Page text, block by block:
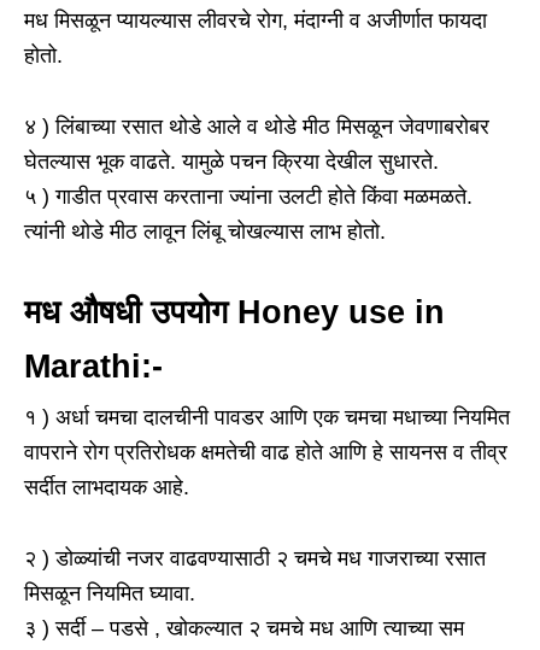
मध मिसळून प्यायल्यास लीवरचे रोग, मंदाग्नी व अजीर्णात फायदा
होतो.
४ ) लिंबाच्या रसात थोडे आले व थोडे मीठ मिसळून जेवणाबरोबर
घेतल्यास भूक वाढते. यामुळे पचन क्रिया देखील सुधारते.
५ ) गाडीत प्रवास करताना ज्यांना उलटी होते किंवा मळमळते.
त्यांनी थोडे मीठ लावून लिंबू चोखल्यास लाभ होतो.
मध औषधी उपयोग Honey use in
Marathi:-
१ ) अर्धा चमचा दालचीनी पावडर आणि एक चमचा मधाच्या नियमित
वापराने रोग प्रतिरोधक क्षमतेची वाढ होते आणि हे सायनस व तीव्र
सर्दीत लाभदायक आहे.
२ ) डोळ्यांची नजर वाढवण्यासाठी २ चमचे मध गाजराच्या रसात
मिसळून नियमित घ्यावा.
३ ) सर्दी – पडसे , खोकल्यात २ चमचे मध आणि त्याच्या सम